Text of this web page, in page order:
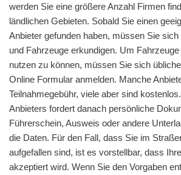
werden Sie eine größere Anzahl Firmen
ländlichen Gebieten. Sobald Sie einen
Anbieter gefunden haben, müssen Sie
und Fahrzeuge erkundigen. Um
nutzen zu können, müssen Sie sich
Online Formular anmelden. Manche
Teilnahmegebühr, viele aber sind
Anbieters fordert danach persönliche
Führerschein, Ausweis oder andere
die Daten. Für den Fall, dass Sie im
aufgefallen sind, ist es vorstellbar, dass
akzeptiert wird. Wenn Sie den Vorgaben